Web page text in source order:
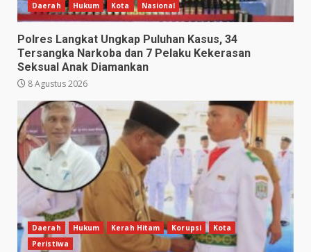
Daerah Hukum Kota Nasional
Polres Langkat Ungkap Puluhan Kasus, 34
Tersangka Narkoba dan 7 Pelaku Kekerasan
Seksual Anak Diamankan
8 Agustus 2026
Daerah Hukum Kerah Hitam Korupsi
Kota
Peristiwa